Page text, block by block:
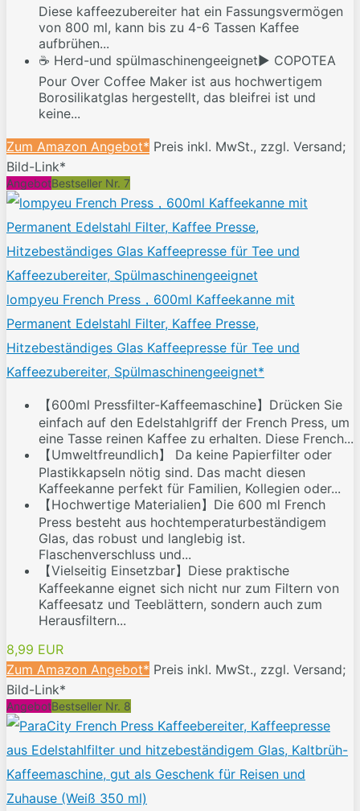
Diese kaffeezubereiter hat ein Fassungsvermögen
von 800 ml, kann bis zu 4-6 Tassen Kaffee
aufbrühen...
☕ Herd-und spülmaschinengeeignet▶ COPOTEA
Pour Over Coffee Maker ist aus hochwertigem
Borosilikatglas hergestellt, das bleifrei ist und
keine...
Zum Amazon Angebot* Preis inkl. MwSt., zzgl. Versand;
Bild-Link*
AngebotBestseller Nr. 7
lompyeu French Press，600ml Kaffeekanne mit
Permanent Edelstahl Filter, Kaffee Presse,
Hitzebeständiges Glas Kaffeepresse für Tee und
Kaffeezubereiter, Spülmaschinengeeignet*
【600ml Pressfilter-Kaffeemaschine】Drücken Sie
einfach auf den Edelstahlgriff der French Press, um
eine Tasse reinen Kaffee zu erhalten. Diese French...
【Umweltfreundlich】 Da keine Papierfilter oder
Plastikkapseln nötig sind. Das macht diesen
Kaffeekanne perfekt für Familien, Kollegien oder...
【Hochwertige Materialien】Die 600 ml French
Press besteht aus hochtemperaturbeständigem
Glas, das robust und langlebig ist.
Flaschenverschluss und...
【Vielseitig Einsetzbar】Diese praktische
Kaffeekanne eignet sich nicht nur zum Filtern von
Kaffeesatz und Teeblättern, sondern auch zum
Herausfiltern...
8,99 EUR
Zum Amazon Angebot* Preis inkl. MwSt., zzgl. Versand;
Bild-Link*
AngebotBestseller Nr. 8